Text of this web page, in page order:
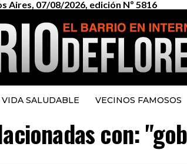
Aires, 07/08/2026, edición Nº 5816
VIDA SALUDABLE VECINOS FAMOSOS
con: